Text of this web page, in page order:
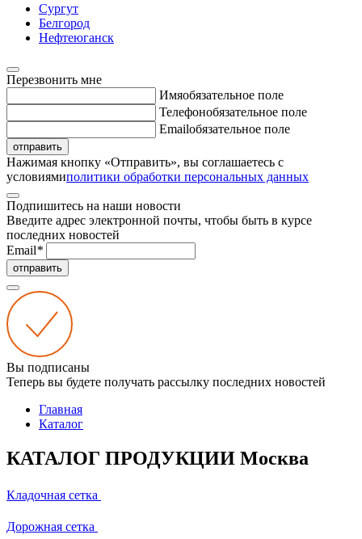
Сургут
Белгород
Нефтеюганск
Перезвонить мне
Имяобязательное поле
Телефонобязательное поле
Emailобязательное поле
отправить
Нажимая кнопку «Отправить», вы соглашаетесь с
условиямиполитики обработки персональных данных
Подпишитесь на наши новости
Введите адрес электронной почты, чтобы быть в курсе
последних новостей
Email*
отправить
Вы подписаны
Теперь вы будете получать рассылку последних новостей
Главная
Каталог
КАТАЛОГ ПРОДУКЦИИ Москва
Кладочная сетка
Дорожная сетка